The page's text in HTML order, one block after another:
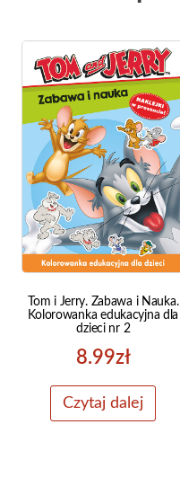
Tom i Jerry. Zabawa i Nauka.
Kolorowanka edukacyjna dla
dzieci nr 2
8.99zł
Czytaj dalej